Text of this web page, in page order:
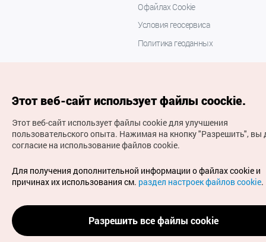
О файлах Cookie
Условия геосервиса
Политика геоданных
(с) Национальная организация туризма Кореи Все
права защищены
Для извещения об ошибках и проблемах, связанных с
работой веб-сайта, направляйте ваши запросы на
официальный адрес электронной почты
russian@knto.or.kr
Этот веб-сайт использует файлы coockie.
Этот веб-сайт использует файлы cookie для улучшения
пользовательского опыта. Нажимая на кнопку "Разрешить", вы
согласие на использование файлов cookie.
Для получения дополнительной информации о файлах cookie и
причинах их использования см. раздел настроек файлов cookie.
Разрешить все файлы cookie